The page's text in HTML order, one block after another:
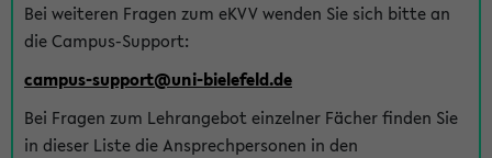
Bei weiteren Fragen zum eKVV wenden Sie sich bitte an
die Campus-Support:
campus-support@uni-bielefeld.de
Bei Fragen zum Lehrangebot einzelner Fächer finden Sie
in dieser Liste die Ansprechpersonen in den